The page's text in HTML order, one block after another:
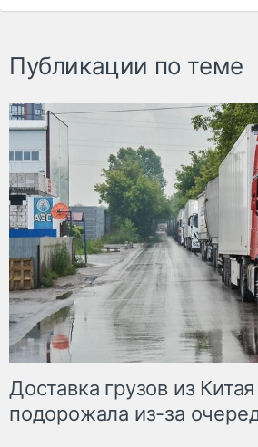
Публикации по теме
Доставка грузов из
подорожала из-за